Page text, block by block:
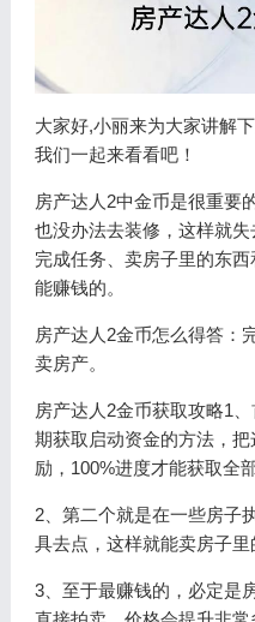
大家好,小丽来为大家讲解
我们一起来看看吧！
房产达人2中金币是很重要
也没办法去装修，这样就
完成任务、卖房子里的东
能赚钱的。
房产达人2金币怎么得答：
卖房产。
房产达人2金币获取攻略1
期获取启动资金的方法，
励，100%进度才能获取全
2、第二个就是在一些房子
具去点，这样就能卖房子里
3、至于最赚钱的，必定是